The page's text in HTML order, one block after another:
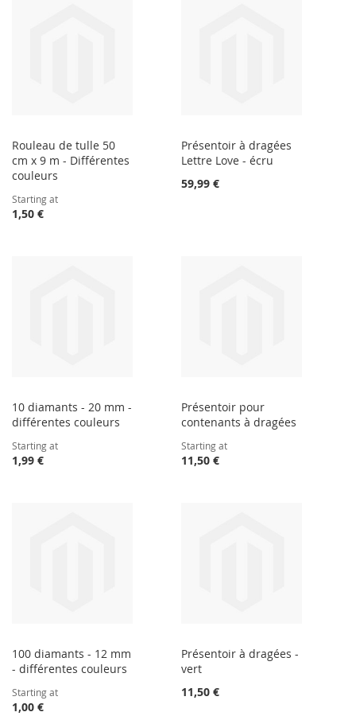
Rouleau de tulle 50
cm x 9 m - Différentes
couleurs
Starting at
1,50 €
Présentoir à dragées
Lettre Love - écru
59,99 €
10 diamants - 20 mm -
différentes couleurs
Starting at
1,99 €
Présentoir pour
contenants à dragées
Starting at
11,50 €
100 diamants - 12 mm
- différentes couleurs
Starting at
1,00 €
Présentoir à dragées -
vert
11,50 €